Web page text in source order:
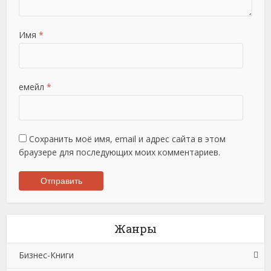
Имя *
емейл *
Сохранить моё имя, email и адрес сайта в этом
браузере для последующих моих комментариев.
Жанры
Бизнес-Книги